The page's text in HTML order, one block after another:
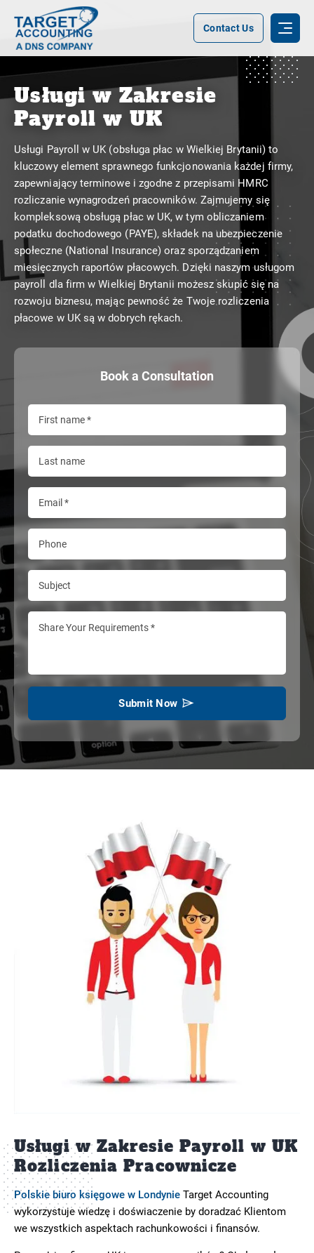
Contact Us
Usługi w Zakresie
Payroll w UK
Usługi Payroll w UK (obsługa płac w Wielkiej Brytanii) to
kluczowy element sprawnego funkcjonowania każdej firmy,
zapewniający terminowe i zgodne z przepisami HMRC
rozliczanie wynagrodzeń pracowników. Zajmujemy się
kompleksową obsługą płac w UK, w tym obliczaniem
podatku dochodowego (PAYE), składek na ubezpieczenie
społeczne (National Insurance) oraz sporządzaniem
miesięcznych raportów płacowych. Dzięki naszym usługom
payroll dla firm w Wielkiej Brytanii możesz skupić się na
rozwoju biznesu, mając pewność że Twoje rozliczenia
płacowe w UK są w dobrych rękach.
Book a Consultation
Submit Now
Usługi w Zakresie Payroll w UK
Rozliczenia Pracownicze
Polskie biuro księgowe w Londynie Target Accounting
wykorzystuje wiedzę i doświaczenie by doradzać Klientom
we wszystkich aspektach rachunkowości i finansów.